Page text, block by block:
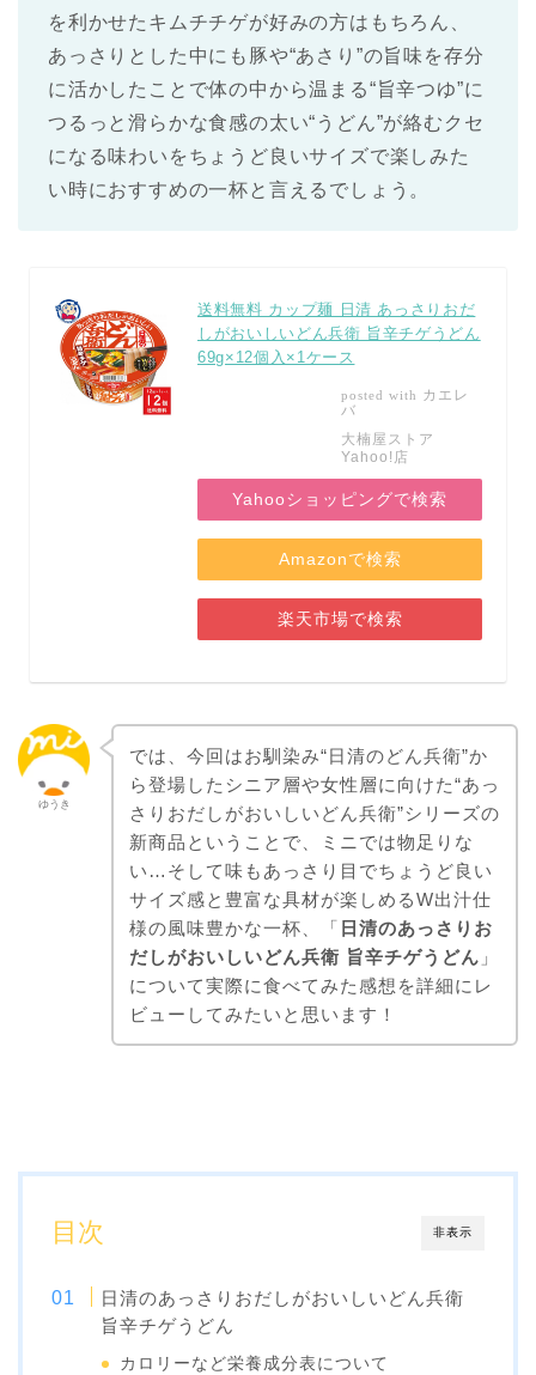
を利かせたキムチチゲが好みの方はもちろん、
あっさりとした中にも豚や“あさり”の旨味を存分
に活かしたことで体の中から温まる“旨辛つゆ”に
つるっと滑らかな食感の太い“うどん”が絡むクセ
になる味わいをちょうど良いサイズで楽しみた
い時におすすめの一杯と言えるでしょう。
送料無料 カップ麺 日清 あっさりおだ
しがおいしいどん兵衛 旨辛チゲうどん
69g×12個入×1ケース
posted with カエレ
バ
大楠屋ストア
Yahoo!店
Yahooショッピングで検索
Amazonで検索
楽天市場で検索
ゆうき
では、今回はお馴染み“日清のどん兵衛”か
ら登場したシニア層や女性層に向けた“あっ
さりおだしがおいしいどん兵衛”シリーズの
新商品ということで、ミニでは物足りな
い…そして味もあっさり目でちょうど良い
サイズ感と豊富な具材が楽しめるW出汁仕
様の風味豊かな一杯、「 日清のあっさりお
だしがおいしいどん兵衛 旨辛チゲうどん 」
について実際に食べてみた感想を詳細にレ
ビューしてみたいと思います！
非表示
目次
日清のあっさりおだしがおいしいどん兵衛
旨辛チゲうどん
カロリーなど栄養成分表について